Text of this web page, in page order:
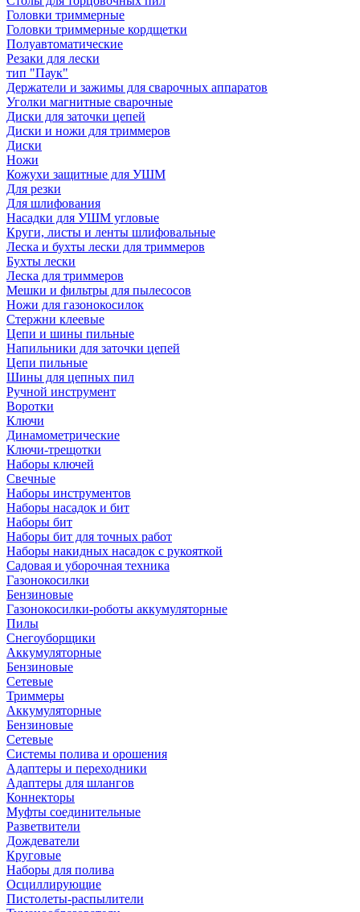
Головки триммерные
Головки триммерные кордщетки
Полуавтоматические
Резаки для лески
тип "Паук"
Держатели и зажимы для сварочных аппаратов
Уголки магнитные сварочные
Диски для заточки цепей
Диски и ножи для триммеров
Диски
Ножи
Кожухи защитные для УШМ
Для резки
Для шлифования
Насадки для УШМ угловые
Круги, листы и ленты шлифовальные
Леска и бухты лески для триммеров
Бухты лески
Леска для триммеров
Мешки и фильтры для пылесосов
Ножи для газонокосилок
Стержни клеевые
Цепи и шины пильные
Напильники для заточки цепей
Цепи пильные
Шины для цепных пил
Ручной инструмент
Воротки
Ключи
Динамометрические
Ключи-трещотки
Наборы ключей
Свечные
Наборы инструментов
Наборы насадок и бит
Наборы бит
Наборы бит для точных работ
Наборы накидных насадок с рукояткой
Садовая и уборочная техника
Газонокосилки
Бензиновые
Газонокосилки-роботы аккумуляторные
Пилы
Снегоуборщики
Аккумуляторные
Бензиновые
Сетевые
Триммеры
Аккумуляторные
Бензиновые
Сетевые
Системы полива и орошения
Адаптеры и переходники
Адаптеры для шлангов
Коннекторы
Муфты соединительные
Разветвители
Дождеватели
Круговые
Наборы для полива
Осциллирующие
Пистолеты-распылители